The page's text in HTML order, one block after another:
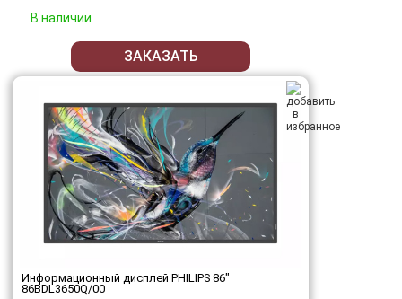
В наличии
ЗАКАЗАТЬ
Информационный дисплей PHILIPS 86"
86BDL3650Q/00